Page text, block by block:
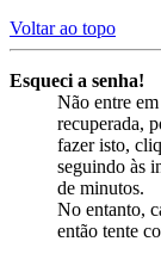
Voltar ao topo
Esqueci a senha!
Não entre
recuperada,
fazer isto,
seguindo às
de minutos.
No entanto,
então tente